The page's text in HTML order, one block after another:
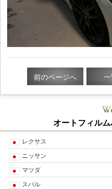
前のページへ
オートフィル
レクサス
ニッサン
マツダ
スバル